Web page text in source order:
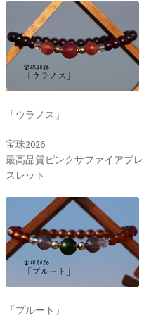
「ウラノス」
宝珠2026
最高品質ピンクサファイアブレ
スレット
「プルート」